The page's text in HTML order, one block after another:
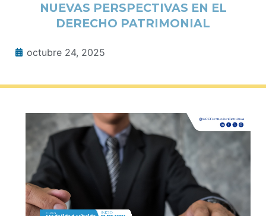
NUEVAS PERSPECTIVAS EN EL
DERECHO PATRIMONIAL
octubre 24, 2025